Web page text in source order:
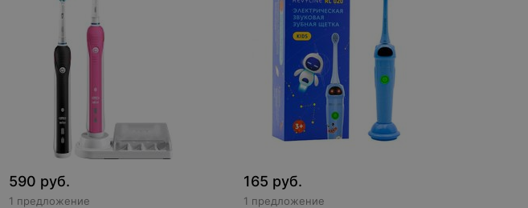
Движения головки зубной
Вращательные и
пульсирующие
590 руб.
1 предложение
165 руб.
1 предложение